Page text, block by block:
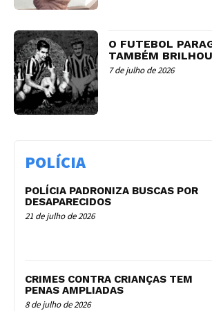
O FUTEBOL
TAMBÉM
7 de julho de 2026
POLÍCIA
POLÍCIA PADRONIZA BUSCAS POR
DESAPARECIDOS
21 de julho de 2026
CRIMES CONTRA CRIANÇAS TEM
PENAS AMPLIADAS
8 de julho de 2026